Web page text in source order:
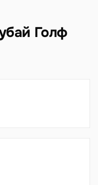
Голф